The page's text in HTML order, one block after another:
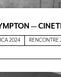
—
2024 RENCONTRE